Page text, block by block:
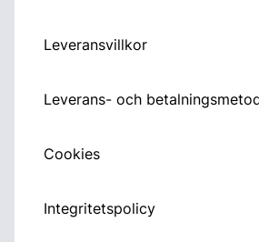
Leveransvillkor
Leverans- och
Cookies
Integritetspolicy